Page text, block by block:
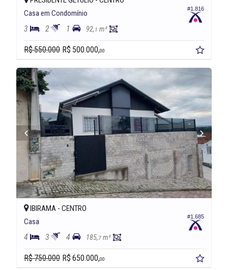
#1.816
Casa em Condomínio
3 2 1 92,1 m²
R$ 550.000 R$ 500.000,00
#1.685
IBIRAMA - CENTRO
Casa
4 3 4 185,7 m²
R$ 750.000 R$ 650.000,00